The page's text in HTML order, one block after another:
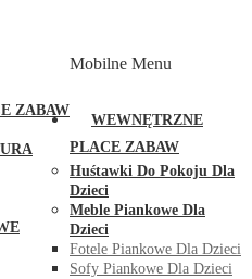
ZABAW
Mobilne Menu
WEWNĘTRZNE
PLACE ZABAW
Huśtawki Do Pokoju Dla
Dzieci
Meble Piankowe Dla
Dzieci
Fotele Piankowe Dla Dzieci
Sofy Piankowe Dla Dzieci